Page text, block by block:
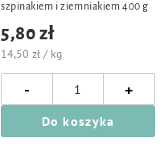
szpinakiem i ziemniakiem 400 g
5,80 zł
14,50 zł / kg
- +
Do koszyka